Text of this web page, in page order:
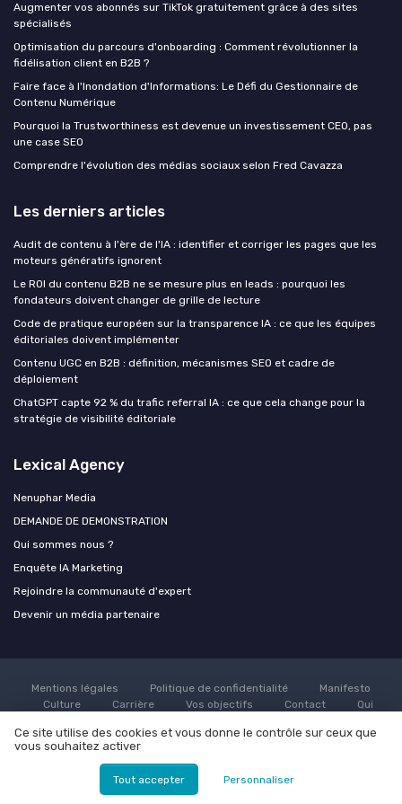
Augmenter vos abonnés sur TikTok gratuitement grâce à des sites
spécialisés
Optimisation du parcours d'onboarding : Comment révolutionner la
fidélisation client en B2B ?
Faire face à l'Inondation d'Informations: Le Défi du Gestionnaire de
Contenu Numérique
Pourquoi la Trustworthiness est devenue un investissement CEO, pas
une case SEO
Comprendre l'évolution des médias sociaux selon Fred Cavazza
Les derniers articles
Audit de contenu à l'ère de l'IA : identifier et corriger les pages que les
moteurs génératifs ignorent
Le ROI du contenu B2B ne se mesure plus en leads : pourquoi les
fondateurs doivent changer de grille de lecture
Code de pratique européen sur la transparence IA : ce que les équipes
éditoriales doivent implémenter
Contenu UGC en B2B : définition, mécanismes SEO et cadre de
déploiement
ChatGPT capte 92 % du trafic referral IA : ce que cela change pour la
stratégie de visibilité éditoriale
Lexical Agency
Nenuphar Media
DEMANDE DE DEMONSTRATION
Qui sommes nous ?
Enquête IA Marketing
Rejoindre la communauté d'expert
Devenir un média partenaire
Mentions légales Politique de confidentialité
Manifesto
Culture
Carrière Vos objectifs Contact
Qui
marketing
Rejoindre la communauté d'expert
Devenir un
© Lexical Agency 2026
Ce site utilise des cookies et vous donne le contrôle sur ceux que
vous souhaitez activer
Tout accepter Personnaliser